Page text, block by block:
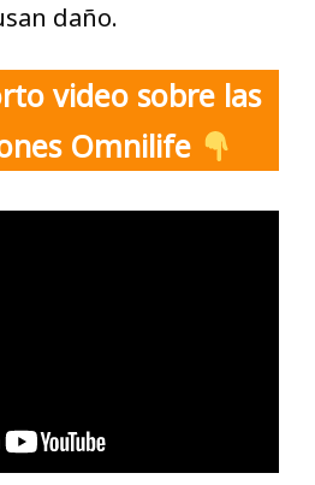
daño.
video sobre las
Omnilife